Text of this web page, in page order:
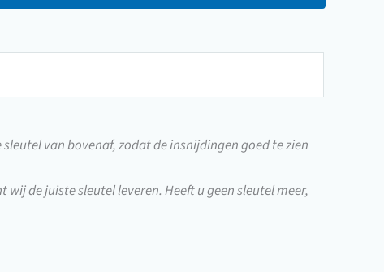
van bovenaf, zodat de insnijdingen goed te zien
de juiste sleutel leveren. Heeft u geen sleutel meer,